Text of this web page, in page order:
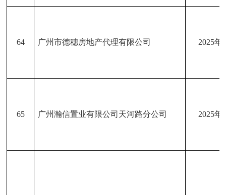
64 广州市德穗房地产代理有限公司 2025年
65 广州瀚信置业有限公司天河路分公司 2025年